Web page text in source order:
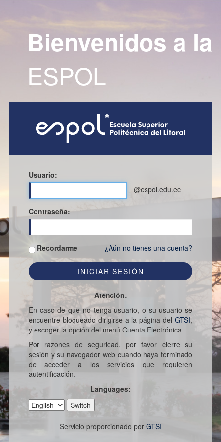
Bienvenidos a la
ESPOL
Usuario:
@espol.edu.ec
Contraseña:
Recordarme ¿Aún no tienes una cuenta?
Atención:
En caso de que no tenga usuario, o su usuario se
encuentre bloqueado dirigirse a la página delGTSI,
y escoger la opción del menú Cuenta Electrónica.
Por razones de seguridad, por favor cierre su
sesión y su navegador web cuando haya terminado
de acceder a los servicios que requieren
autentificación.
Languages:
Servicio proporcionado por GTSI